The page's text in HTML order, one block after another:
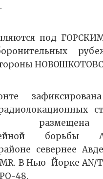
под
борьбы
севернее
В Нью-Йорке AN/
48.